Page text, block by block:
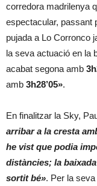
corredora madrilenya
espectacular, passant
pujada a Lo Corronco
la seva actuació en la
acabat segona amb
amb 3h28’05».
En finalitzar la Sky,
arribar a la cresta
he vist que podia
distàncies; la
sortit bé». Per la